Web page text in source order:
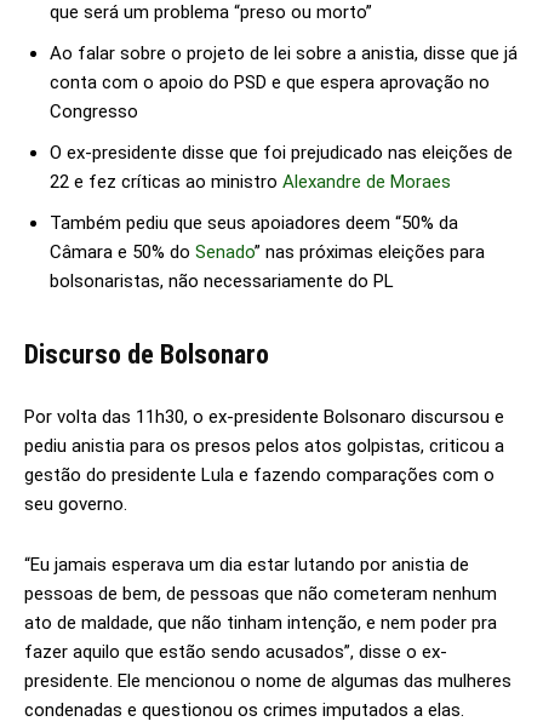
que será um problema “preso ou morto”
Ao falar sobre o projeto de lei sobre a anistia, disse que já
conta com o apoio do PSD e que espera aprovação no
Congresso
O ex-presidente disse que foi prejudicado nas eleições de
22 e fez críticas ao ministro Alexandre de Moraes
Também pediu que seus apoiadores deem “50% da
Câmara e 50% do Senado” nas próximas eleições para
bolsonaristas, não necessariamente do PL
Discurso de Bolsonaro
Por volta das 11h30, o ex-presidente Bolsonaro discursou e
pediu anistia para os presos pelos atos golpistas, criticou a
gestão do presidente Lula e fazendo comparações com o
seu governo.
“Eu jamais esperava um dia estar lutando por anistia de
pessoas de bem, de pessoas que não cometeram nenhum
ato de maldade, que não tinham intenção, e nem poder pra
fazer aquilo que estão sendo acusados”, disse o ex-
presidente. Ele mencionou o nome de algumas das mulheres
condenadas e questionou os crimes imputados a elas.